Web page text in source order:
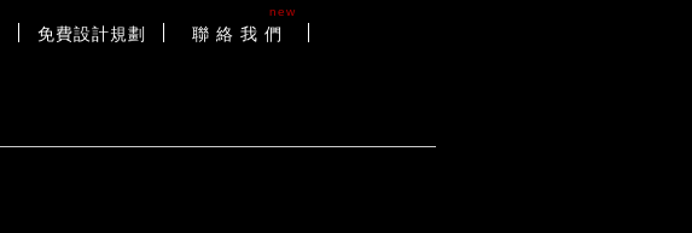
免費設計規劃
new
聯 絡 我 們